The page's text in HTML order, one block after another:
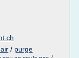
/ purge